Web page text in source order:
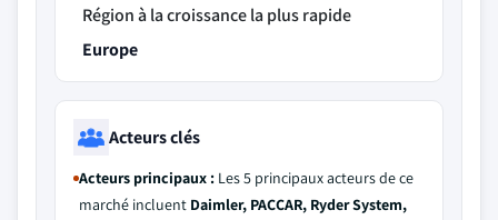
Région à la croissance la plus rapide
Europe
Acteurs clés
Acteurs principaux : Les 5 principaux acteurs de ce
marché incluent Daimler, PACCAR, Ryder System,